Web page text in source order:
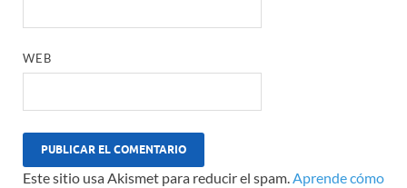
WEB
Este sitio usa Akismet para reducir el spam.Aprende cómo